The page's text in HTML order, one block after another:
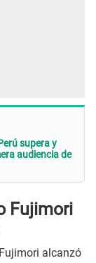
supera y
audiencia de
Fujimori
alcanzó